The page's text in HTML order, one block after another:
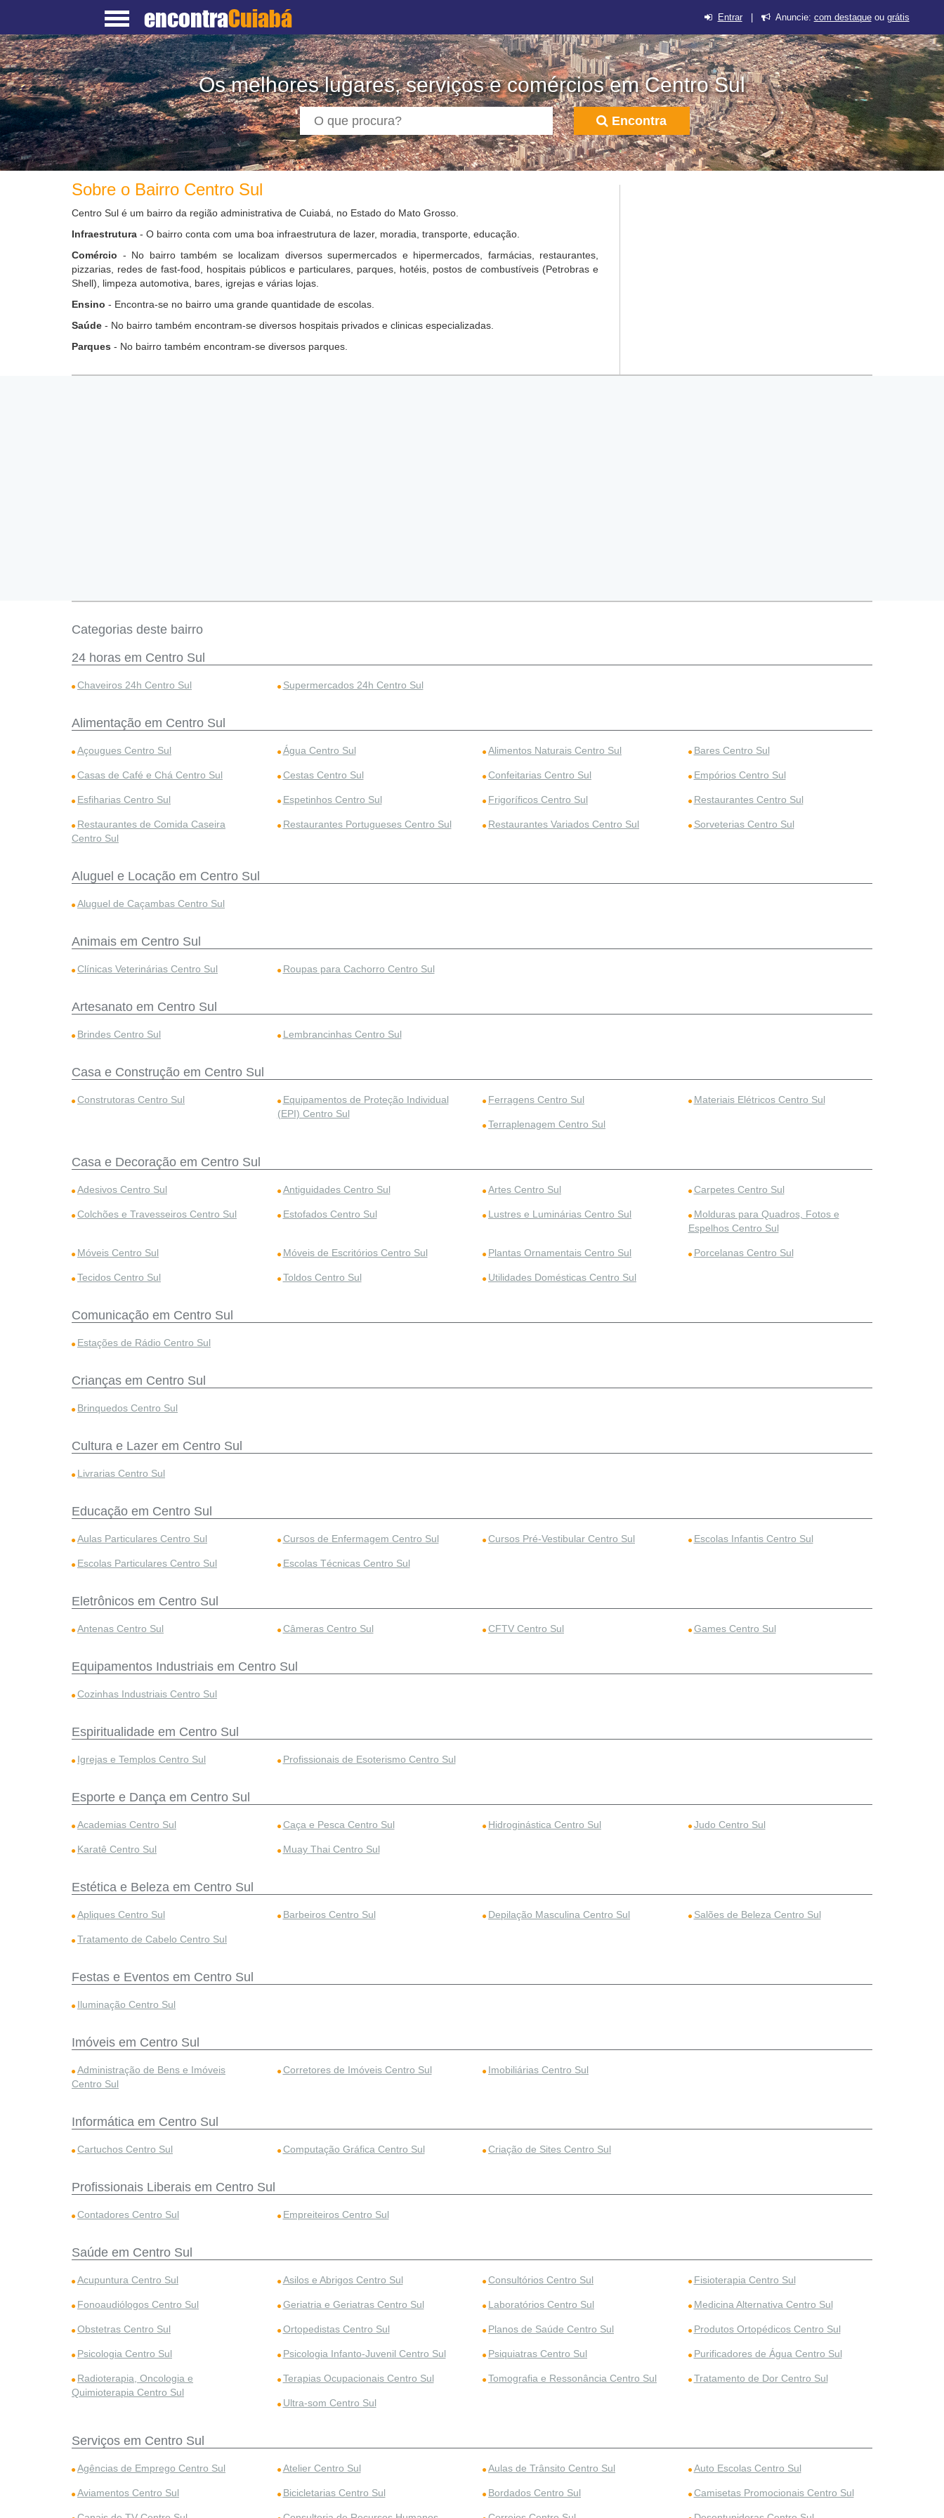
encontraCuiabá Entrar| Anuncie: com destaqueou grátis
Os melhores lugares, serviços e comércios em Centro Sul
Encontra
Sobre o Bairro Centro Sul
Centro Sul é um bairro da região administrativa de Cuiabá, no Estado do Mato Grosso.
Infraestrutura - O bairro conta com uma boa infraestrutura de lazer, moradia, transporte, educação.
Comércio - No bairro também se localizam diversos supermercados e hipermercados, farmácias, restaurantes,
pizzarias, redes de fast-food, hospitais públicos e particulares, parques, hotéis, postos de combustíveis (Petrobras e
Shell), limpeza automotiva, bares, igrejas e várias lojas.
Ensino - Encontra-se no bairro uma grande quantidade de escolas.
Saúde - No bairro também encontram-se diversos hospitais privados e clinicas especializadas.
Parques - No bairro também encontram-se diversos parques.
Categorias deste bairro
24 horas em Centro Sul
Chaveiros 24h Centro Sul Supermercados 24h Centro Sul
Alimentação em Centro Sul
Açougues Centro Sul Água Centro Sul Alimentos Naturais Centro Sul Bares Centro Sul
Casas de Café e Chá Centro Sul Cestas Centro Sul Confeitarias Centro Sul Empórios Centro Sul
Esfiharias Centro Sul Espetinhos Centro Sul Frigoríficos Centro Sul Restaurantes Centro Sul
Restaurantes de Comida Caseira
Centro Sul
Restaurantes Portugueses Centro Sul Restaurantes Variados Centro Sul Sorveterias Centro Sul
Aluguel e Locação em Centro Sul
Aluguel de Caçambas Centro Sul
Animais em Centro Sul
Clínicas Veterinárias Centro Sul Roupas para Cachorro Centro Sul
Artesanato em Centro Sul
Brindes Centro Sul Lembrancinhas Centro Sul
Casa e Construção em Centro Sul
Construtoras Centro Sul
Equipamentos de Proteção Individual
(EPI) Centro Sul
Ferragens Centro Sul Materiais Elétricos Centro Sul
Terraplenagem Centro Sul
Casa e Decoração em Centro Sul
Adesivos Centro Sul Antiguidades Centro Sul Artes Centro Sul Carpetes Centro Sul
Colchões e Travesseiros Centro Sul Estofados Centro Sul Lustres e Luminárias Centro Sul
Molduras para Quadros, Fotos e
Espelhos Centro Sul
Móveis Centro Sul Móveis de Escritórios Centro Sul Plantas Ornamentais Centro Sul Porcelanas Centro Sul
Tecidos Centro Sul Toldos Centro Sul Utilidades Domésticas Centro Sul
Comunicação em Centro Sul
Estações de Rádio Centro Sul
Crianças em Centro Sul
Brinquedos Centro Sul
Cultura e Lazer em Centro Sul
Livrarias Centro Sul
Educação em Centro Sul
Aulas Particulares Centro Sul Cursos de Enfermagem Centro Sul Cursos Pré-Vestibular Centro Sul Escolas Infantis Centro Sul
Escolas Particulares Centro Sul Escolas Técnicas Centro Sul
Eletrônicos em Centro Sul
Antenas Centro Sul Câmeras Centro Sul CFTV Centro Sul Games Centro Sul
Equipamentos Industriais em Centro Sul
Cozinhas Industriais Centro Sul
Espiritualidade em Centro Sul
Igrejas e Templos Centro Sul Profissionais de Esoterismo Centro Sul
Esporte e Dança em Centro Sul
Academias Centro Sul Caça e Pesca Centro Sul Hidroginástica Centro Sul Judo Centro Sul
Karatê Centro Sul Muay Thai Centro Sul
Estética e Beleza em Centro Sul
Apliques Centro Sul Barbeiros Centro Sul Depilação Masculina Centro Sul Salões de Beleza Centro Sul
Tratamento de Cabelo Centro Sul
Festas e Eventos em Centro Sul
Iluminação Centro Sul
Imóveis em Centro Sul
Administração de Bens e Imóveis
Centro Sul
Corretores de Imóveis Centro Sul Imobiliárias Centro Sul
Informática em Centro Sul
Cartuchos Centro Sul Computação Gráfica Centro Sul Criação de Sites Centro Sul
Profissionais Liberais em Centro Sul
Contadores Centro Sul Empreiteiros Centro Sul
Saúde em Centro Sul
Acupuntura Centro Sul Asilos e Abrigos Centro Sul Consultórios Centro Sul Fisioterapia Centro Sul
Fonoaudiólogos Centro Sul Geriatria e Geriatras Centro Sul Laboratórios Centro Sul Medicina Alternativa Centro Sul
Obstetras Centro Sul Ortopedistas Centro Sul Planos de Saúde Centro Sul Produtos Ortopédicos Centro Sul
Psicologia Centro Sul Psicologia Infanto-Juvenil Centro Sul Psiquiatras Centro Sul Purificadores de Água Centro Sul
Radioterapia, Oncologia e
Quimioterapia Centro Sul
Terapias Ocupacionais Centro Sul Tomografia e Ressonância Centro Sul Tratamento de Dor Centro Sul
Ultra-som Centro Sul
Serviços em Centro Sul
Agências de Emprego Centro Sul Atelier Centro Sul Aulas de Trânsito Centro Sul Auto Escolas Centro Sul
Aviamentos Centro Sul Bicicletarias Centro Sul Bordados Centro Sul Camisetas Promocionais Centro Sul